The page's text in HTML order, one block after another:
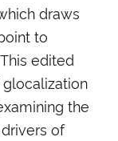
draws
to
edited
the
of